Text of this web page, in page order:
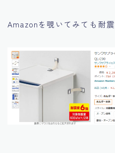
Amazonを覗いてみても耐